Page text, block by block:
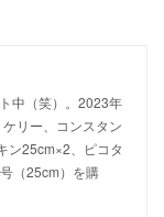
中（笑）。2023年
リー、コンスタン
ン25cm×2、ピコタ
（25cm）を購